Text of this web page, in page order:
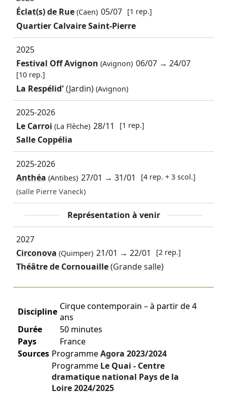
Éclat(s) de Rue(Caen) 05/07 [1 rep.]
Quartier Calvaire Saint-Pierre
2025
Festival Off Avignon (Avignon) 06/07 →24/07
[10 rep.]
La Respélid'(Jardin) (Avignon)
2025-2026
Le Carroi (La Flèche) 28/11 [1 rep.]
Salle Coppélia
2025-2026
Anthéa (Antibes) 27/01 →31/01
[4 rep. + 3 scol.]
(salle Pierre Vaneck)
Représentation à venir
2027
Circonova (Quimper) 21/01 →22/01 [2 rep.]
Théâtre de Cornouaille(Grande salle)
Discipline Cirque contemporain – à partir de 4
ans
Durée
50 minutes
Pays
France
Sources ProgrammeAgora 2023/2024
Programme Le Quai - Centre
dramatique national Pays de la
Loire2024/2025